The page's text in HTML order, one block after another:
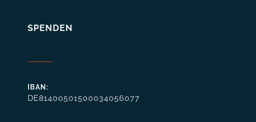
SPENDEN
IBAN:
DE81400501500034056077